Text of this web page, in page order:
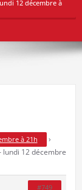
12 décembre à
à 21h
›
lundi 12 décembre
#749